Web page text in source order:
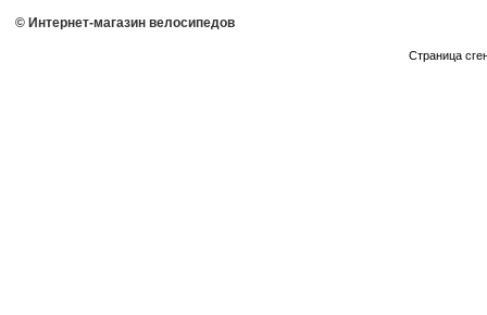
© Интернет-магазин велосипедов
Страница